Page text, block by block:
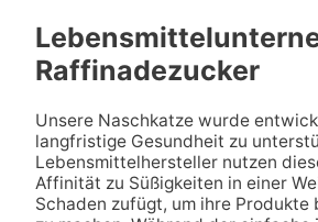
Raffinadezucker
Unsere Naschkatze wurde
langfristige Gesundheit zu
Lebensmittelhersteller nutzen
Affinität zu Süßigkeiten in einer
Schaden zufügt, um ihre